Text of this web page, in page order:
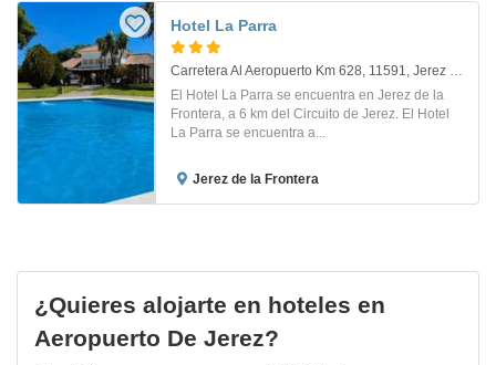
Hotel La Parra
Carretera Al Aeropuerto Km 628, 11591, Jerez De La Frontera (Cadiz). Jerez De La Frontera
El Hotel La Parra se encuentra en Jerez de la
Frontera, a 6 km del Circuito de Jerez. El Hotel
La Parra se encuentra a...
Jerez de la Frontera
¿Quieres alojarte en hoteles en
Aeropuerto De Jerez?